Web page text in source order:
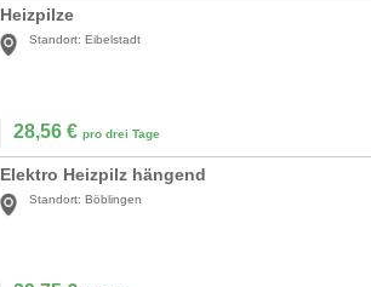
Heizpilze
Standort: Eibelstadt
28,56 € pro drei Tage
Elektro Heizpilz hängend
Standort: Böblingen